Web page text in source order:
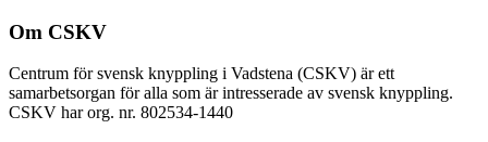
Om CSKV
Centrum för svensk knyppling i Vadstena (CSKV) är ett
samarbetsorgan för alla som är intresserade av svensk knyppling.
CSKV har org. nr. 802534-1440